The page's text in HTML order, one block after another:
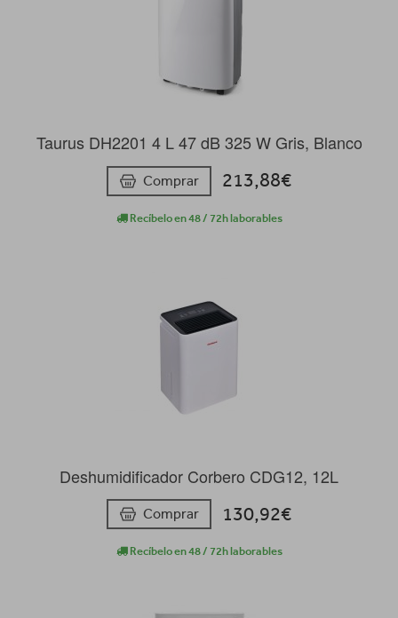
Taurus DH2201 4 L 47 dB 325 W Gris, Blanco
Comprar 213,88€
Recíbelo en 48 / 72h laborables
Deshumidificador Corbero CDG12, 12L
Comprar 130,92€
Recíbelo en 48 / 72h laborables